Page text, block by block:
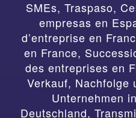
SMEs,Traspaso,
empresas en
d’entreprise en
en France,
des entreprises en
Verkauf, Nachfolge
Unternehmen
Deutschland,